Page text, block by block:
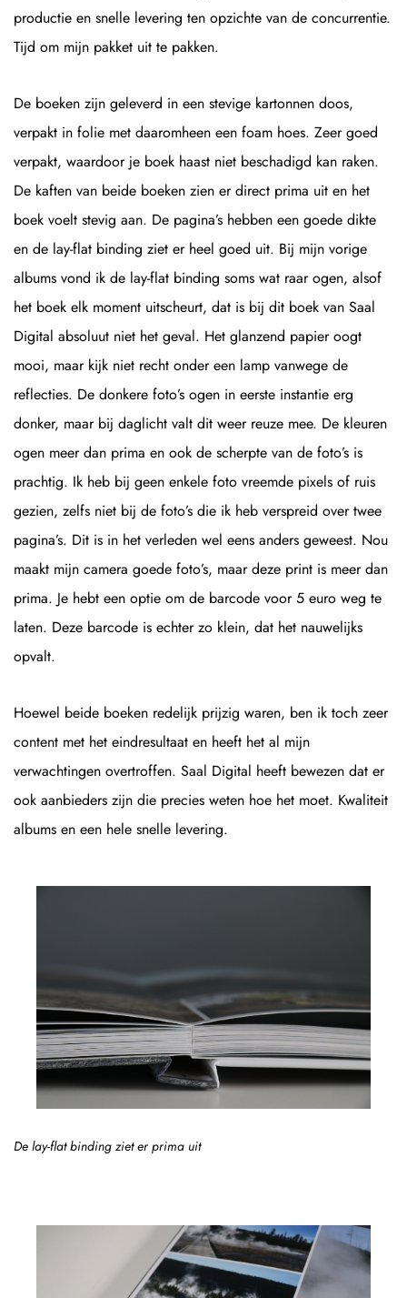
productie en snelle levering ten opzichte van de concurrentie.
Tijd om mijn pakket uit te pakken.
De boeken zijn geleverd in een stevige kartonnen doos,
verpakt in folie met daaromheen een foam hoes. Zeer goed
verpakt, waardoor je boek haast niet beschadigd kan raken.
De kaften van beide boeken zien er direct prima uit en het
boek voelt stevig aan. De pagina’s hebben een goede dikte
en de lay-flat binding ziet er heel goed uit. Bij mijn vorige
albums vond ik de lay-flat binding soms wat raar ogen, alsof
het boek elk moment uitscheurt, dat is bij dit boek van Saal
Digital absoluut niet het geval. Het glanzend papier oogt
mooi, maar kijk niet recht onder een lamp vanwege de
reflecties. De donkere foto’s ogen in eerste instantie erg
donker, maar bij daglicht valt dit weer reuze mee. De kleuren
ogen meer dan prima en ook de scherpte van de foto’s is
prachtig. Ik heb bij geen enkele foto vreemde pixels of ruis
gezien, zelfs niet bij de foto’s die ik heb verspreid over twee
pagina’s. Dit is in het verleden wel eens anders geweest. Nou
maakt mijn camera goede foto’s, maar deze print is meer dan
prima. Je hebt een optie om de barcode voor 5 euro weg te
laten. Deze barcode is echter zo klein, dat het nauwelijks
opvalt.
Hoewel beide boeken redelijk prijzig waren, ben ik toch zeer
content met het eindresultaat en heeft het al mijn
verwachtingen overtroffen. Saal Digital heeft bewezen dat er
ook aanbieders zijn die precies weten hoe het moet. Kwaliteit
albums en een hele snelle levering.
De lay-flat binding ziet er prima uit